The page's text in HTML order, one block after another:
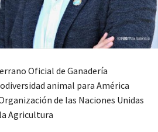
Oficial de Ganadería
animal para América
de las Naciones Unidas
Agricultura